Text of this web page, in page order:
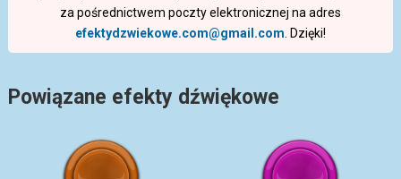
za pośrednictwem poczty elektronicznej na adres
efektydzwiekowe.com@gmail.com . Dzięki!
Powiązane efekty dźwiękowe